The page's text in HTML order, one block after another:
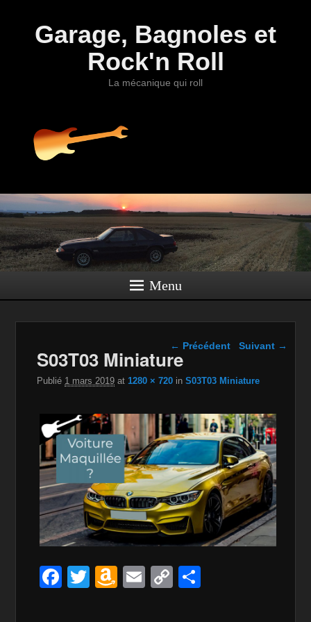
Garage, Bagnoles et
Rock'n Roll
La mécanique qui roll
Menu
Navigation dans les
← Précédent Suivant →
S03T03 Miniature
Publié 1 mars 2019 at 1280 × 720 inS03T03 Miniature
F
T
A
E
C